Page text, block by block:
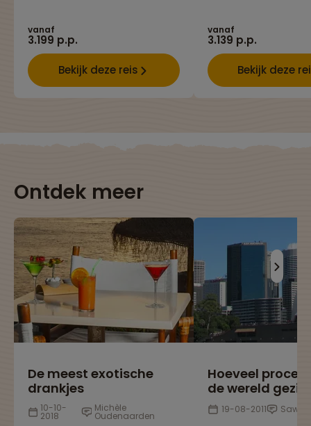
vanaf
3.199 p.p.
Bekijk deze reis
vanaf
3.139 p.p.
Bekijk deze
Ontdek meer
De meest exotische
drankjes
10-10-
2018
Michèle
Oudenaarden
Hoeveel
de wereld
19-08-2011